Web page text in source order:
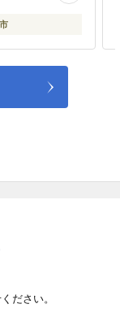
ださい。